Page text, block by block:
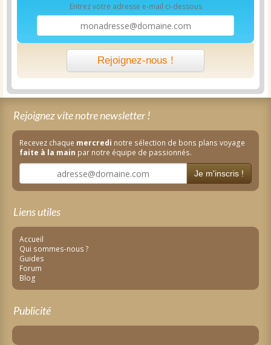
Entrez votre adresse e-mail ci-dessous
Rejoignez-nous !
Rejoignez vite notre newsletter !
Recevez chaque mercredi notre sélection de bons plans voyage
faite à la main par notre équipe de passionnés.
Je m'inscris !
Liens utiles
Accueil
Qui sommes-nous ?
Guides
Forum
Blog
Publicité